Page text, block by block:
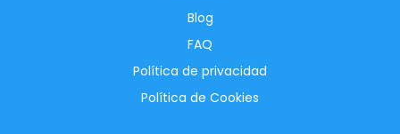
Blog
FAQ
Política de privacidad
Política de Cookies